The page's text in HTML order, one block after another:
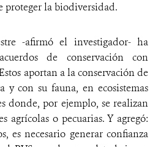
proteger la biodiversidad.
-afirmó el investigador- ha
de conservación con
aportan a la conservación de
y con su fauna, en ecosistemas
donde, por ejemplo, se realizan
agrícolas o pecuarias. Y agregó:
es necesario generar confianza